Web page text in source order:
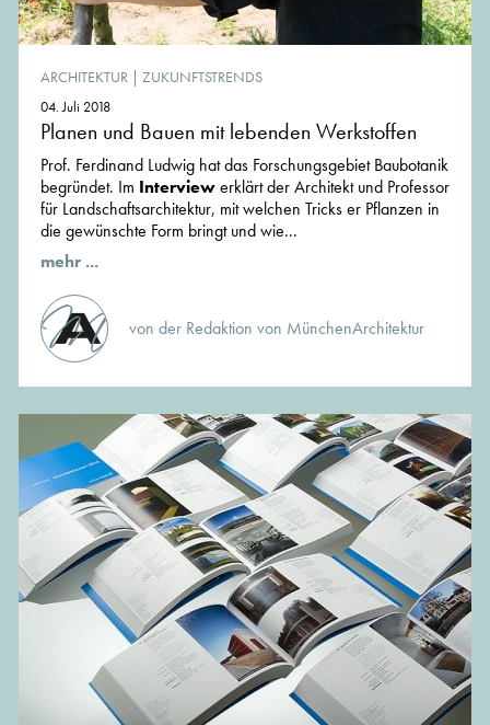
ARCHITEKTUR | ZUKUNFTSTRENDS
04. Juli 2018
Planen und Bauen mit lebenden Werkstoffen
Prof. Ferdinand Ludwig hat das Forschungsgebiet Baubotanik
begründet. Im Interviewerklärt der Architekt und Professor
für Landschaftsarchitektur, mit welchen Tricks er Pflanzen in
die gewünschte Form bringt und wie...
mehr ...
von der Redaktion von MünchenArchitektur